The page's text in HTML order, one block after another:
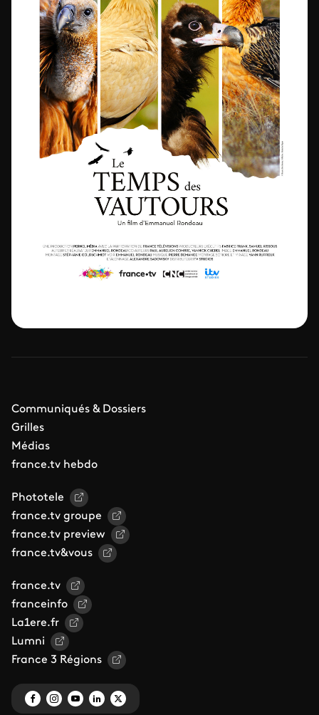
Communiqués & Dossiers
Grilles
Médias
france.tv hebdo
Phototele
france.tv groupe
france.tv preview
france.tv&vous
france.tv
franceinfo
La1ere.fr
Lumni
France 3 Régions